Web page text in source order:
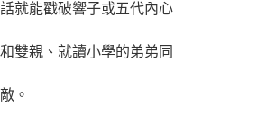
就能戳破響子或五代內心
雙親、就讀小學的弟弟同
。